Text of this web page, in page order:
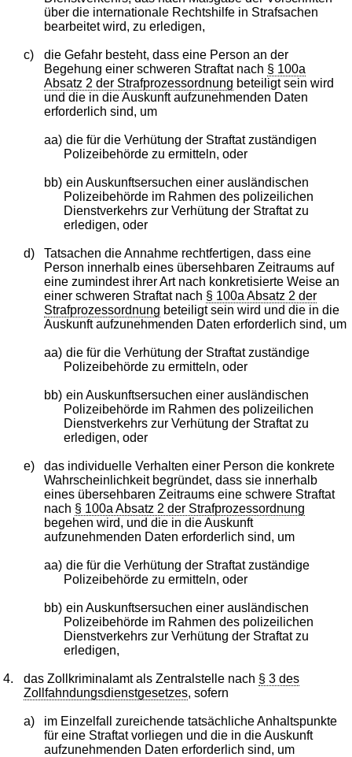
über die internationale Rechtshilfe in Strafsachen
bearbeitet wird, zu erledigen,
c)
die Gefahr besteht, dass eine Person an der
Begehung einer schweren Straftat nach § 100a
Absatz 2 der Strafprozessordnung beteiligt sein wird
und die in die Auskunft aufzunehmenden Daten
erforderlich sind, um
aa) die für die Verhütung der Straftat zuständigen
Polizeibehörde zu ermitteln, oder
bb) ein Auskunftsersuchen einer ausländischen
Polizeibehörde im Rahmen des polizeilichen
Dienstverkehrs zur Verhütung der Straftat zu
erledigen, oder
d)
Tatsachen die Annahme rechtfertigen, dass eine
Person innerhalb eines übersehbaren Zeitraums auf
eine zumindest ihrer Art nach konkretisierte Weise an
einer schweren Straftat nach § 100a Absatz 2 der
Strafprozessordnung beteiligt sein wird und die in die
Auskunft aufzunehmenden Daten erforderlich sind, um
aa) die für die Verhütung der Straftat zuständige
Polizeibehörde zu ermitteln, oder
bb) ein Auskunftsersuchen einer ausländischen
Polizeibehörde im Rahmen des polizeilichen
Dienstverkehrs zur Verhütung der Straftat zu
erledigen, oder
e)
das individuelle Verhalten einer Person die konkrete
Wahrscheinlichkeit begründet, dass sie innerhalb
eines übersehbaren Zeitraums eine schwere Straftat
nach § 100a Absatz 2 der Strafprozessordnung
begehen wird, und die in die Auskunft
aufzunehmenden Daten erforderlich sind, um
aa) die für die Verhütung der Straftat zuständige
Polizeibehörde zu ermitteln, oder
bb) ein Auskunftsersuchen einer ausländischen
Polizeibehörde im Rahmen des polizeilichen
Dienstverkehrs zur Verhütung der Straftat zu
erledigen,
4. das Zollkriminalamt als Zentralstelle nach § 3 des
Zollfahndungsdienstgesetzes, sofern
a)
im Einzelfall zureichende tatsächliche Anhaltspunkte
für eine Straftat vorliegen und die in die Auskunft
aufzunehmenden Daten erforderlich sind, um